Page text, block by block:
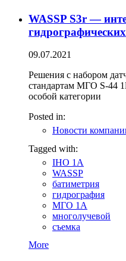
WASSP S3r —
09.07.2021
Решения с набором
стандартам МГО S-44
особой категории
Posted in:
Новости
Tagged with:
IHO 1A
WASSP
батиметрия
гидрография
МГО 1A
многолучевой
съемка
More